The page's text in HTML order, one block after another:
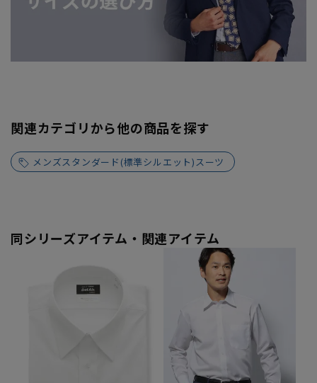
関連カテゴリから他の商品を探す
メンズスタンダード(標準シルエット)スーツ
同シリーズアイテム・関連アイテム